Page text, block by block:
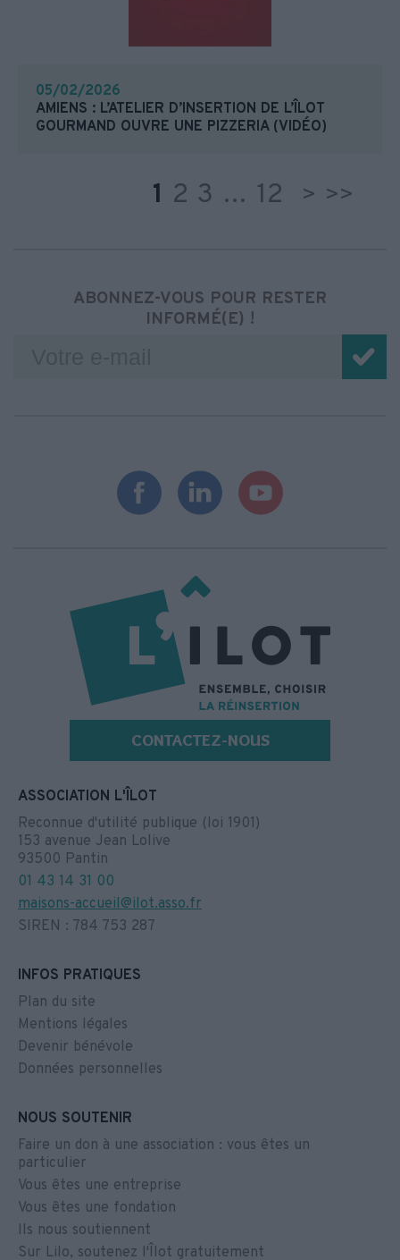
05/02/2026
AMIENS : L’ATELIER D’INSERTION DE L’ÎLOT
GOURMAND OUVRE UNE PIZZERIA (VIDÉO)
1 2 3 … 12 > >>
ABONNEZ-VOUS POUR RESTER
INFORMÉ(E) !
CONTACTEZ-NOUS
ASSOCIATION L'ÎLOT
Reconnue d'utilité publique (loi 1901)
153 avenue Jean Lolive
93500 Pantin
01 43 14 31 00
maisons-accueil@ilot.asso.fr
SIREN : 784 753 287
INFOS PRATIQUES
Plan du site
Mentions légales
Devenir bénévole
Données personnelles
NOUS SOUTENIR
Faire un don à une association : vous êtes un
particulier
Vous êtes une entreprise
Vous êtes une fondation
Ils nous soutiennent
Sur Lilo, soutenez l'Îlot gratuitement